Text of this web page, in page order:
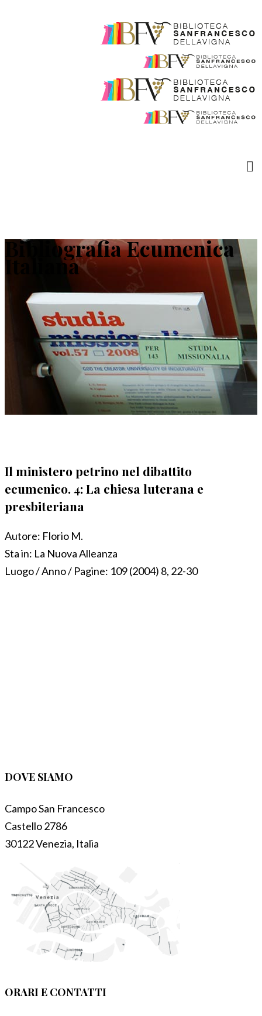
Bibliografia Ecumenica
Italiana
Il ministero petrino nel dibattito
ecumenico. 4: La chiesa luterana e
presbiteriana
Autore: Florio M.
Sta in: La Nuova Alleanza
Luogo / Anno / Pagine: 109 (2004) 8, 22-30
DOVE SIAMO
Campo San Francesco
Castello 2786
30122 Venezia, Italia
ORARI E CONTATTI